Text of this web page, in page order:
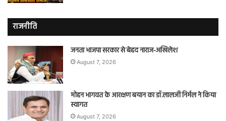
राजनीति
जनता भाजपा सरकार से बेहद नाराज-अखिलेश
August 7, 2026
मोहन भागवत के आरक्षण बयान का डॉ.लालजी निर्मल ने किया
स्वागत
August 7, 2026